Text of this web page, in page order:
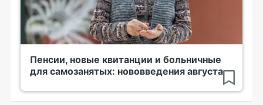
Пенсии, новые квитанции и больничные
для самозанятых: нововведения августа